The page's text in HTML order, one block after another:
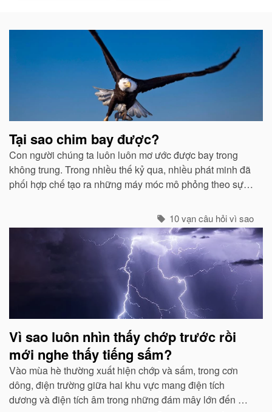
Bài
liên
Tại sao chim bay được?
Con người chúng ta luôn luôn mơ ước được bay trong
không trung. Trong nhiều thế kỷ qua, nhiều phát minh đã
phối hợp chế tạo ra những máy móc mô phỏng theo sự
10 vạn câu hỏi vì sao
Vì sao luôn nhìn thấy chớp trước rồi
mới nghe thấy tiếng sấm?
Vào mùa hè thường xuất hiện chớp và sấm, trong cơn
dông, điện trường giữa hai khu vực mang điện tích
dương và điện tích âm trong những đám mây lớn đến một